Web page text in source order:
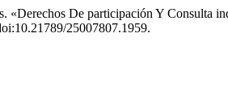
«Derechos De participación Y Consulta
25007807.1959.